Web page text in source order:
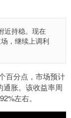
近持稳。现在
，继续上调利
百分点，市场预计
通胀。该收益率周
左右。